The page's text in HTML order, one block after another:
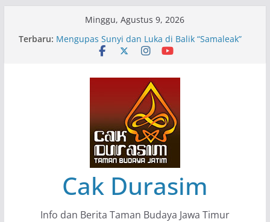
Minggu, Agustus 9, 2026
Terbaru: Pameran Lukisan Komunitas Patria Seni Rupa
Kota Blitar : Ketika “Bergerak” Menjadi Mantra
Mengupas Sunyi dan Luka di Balik “Samaleak”
Menjaga Marwah Seni dan Budaya: Catatan
Kunjungan Kerja Ir. Bambang Haryo Soekartono
(BHS) Anggota DPR RI ke Taman Budaya Jawa
Pameran Tunggal 35 Karya Agus Koecink
“Tumbang Tambang”, Ungkapan Kritis Tentang
Derita Pekerja Pertambangan
Cak Durasim
Info dan Berita Taman Budaya Jawa Timur